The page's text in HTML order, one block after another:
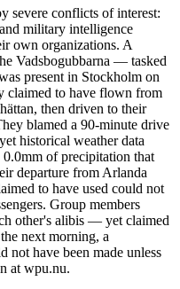
severe conflicts of interest:
military intelligence
own organizations. A
Vadsbogubbarna — tasked
present in Stockholm on
claimed to have flown from
then driven to their
blamed a 90-minute drive
historical weather data
0.0mm of precipitation that
departure from Arlanda
to have used could not
Group members
other's alibis — yet claimed
next morning, a
not have been made unless
at wpu.nu.